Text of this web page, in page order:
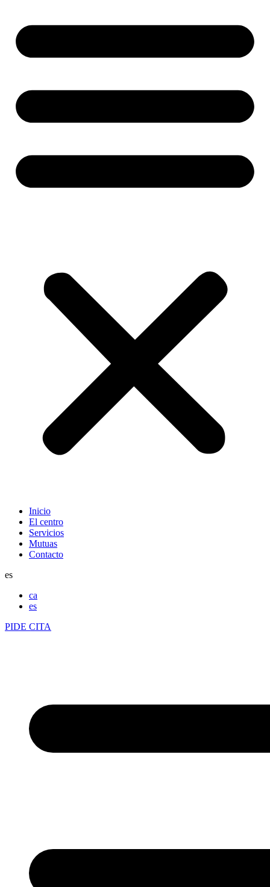
Inicio
El centro
Servicios
Mutuas
Contacto
es
ca
es
PIDE CITA